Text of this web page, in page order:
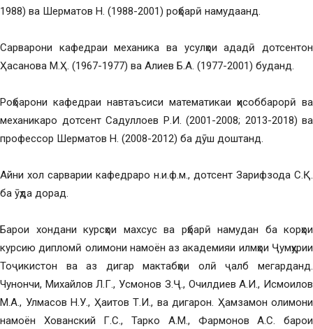
1988) ва Шерматов Н. (1988-2001) роҳбарӣ намудаанд.
Сарварони кафедраи механика ва усулҳои ададӣ дотсентон
Ҳасанова М.Ҳ. (1967-1977) ва Алиев Б.А. (1977-2001) буданд.
Роҳбарони кафедраи навтаъсиси математикаи ҳисоббарорӣ ва
механикаро дотсент Садуллоев Р.И. (2001-2008; 2013-2018) ва
профессор Шерматов Н. (2008-2012) ба дӯш доштанд.
Айни хол сарварии кафедраро н.и.ф.м., дотсент Зарифзода С.Қ.
ба ӯҳда дорад.
Барои хондани курсҳои махсус ва рҳбарӣ намудан ба корҳои
курсию дипломӣ олимони намоён аз академияи илмҳои Ҷумҳурии
Тоҷикистон ва аз дигар мактабҳои олӣ ҷалб мегарданд.
Чунончи, Михайлов Л.Г., Усмонов З.Ҷ., Очилдиев А.И., Исмоилов
М.А., Улмасов Н.У., Ҳаитов Т.И., ва дигарон. Ҳамзамон олимони
намоён Хованский Г.С., Тарко А.М., Фармонов А.С. барои